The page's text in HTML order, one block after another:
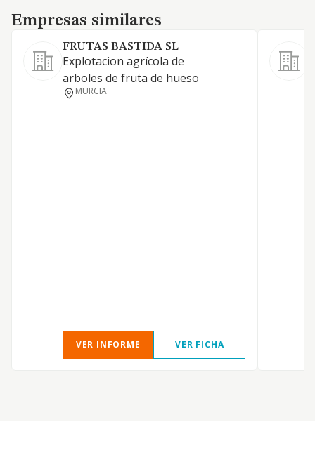
Empresas similares
Empresas similares
FRUTAS BASTIDA SL
Explotacion agrícola de
arboles de fruta de hueso
MURCIA
VER INFORME VER FICHA